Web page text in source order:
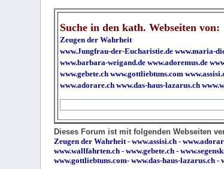
Suche in den kath. Webseiten von:
Zeugen der Wahrheit
www.Jungfrau-der-Eucharistie.de www.maria-
www.barbara-weigand.de www.adoremus.de
www.gebete.ch www.gottliebtuns.com
www.adorare.ch www.das-haus-lazarus.ch
Dieses Forum ist mit folgenden Webseiten
Zeugen der Wahrheit-www.assisi.ch -
www.wallfahrten.ch -www.gebete.ch -
www.gottliebtuns.com-www.das-haus-lazarus.ch -